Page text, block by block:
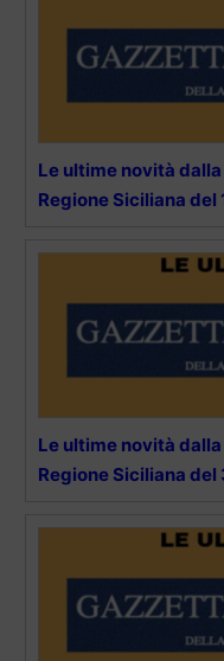
Le ultime novità
Regione Siciliana del
Le ultime novità
Regione Siciliana